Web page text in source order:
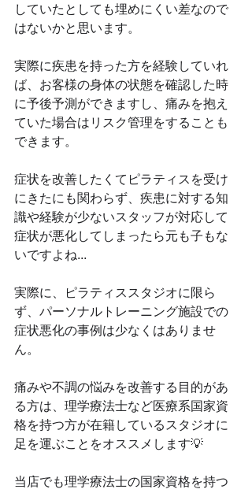
していたとしても埋めにくい差なので
はないかと思います。
実際に疾患を持った方を経験していれ
ば、お客様の身体の状態を確認した時
に予後予測ができますし、痛みを抱え
ていた場合はリスク管理をすることも
できます。
症状を改善したくてピラティスを受け
にきたにも関わらず、疾患に対する知
識や経験が少ないスタッフが対応して
症状が悪化してしまったら元も子もな
いですよね...
実際に、ピラティススタジオに限ら
ず、パーソナルトレーニング施設での
症状悪化の事例は少なくはありませ
ん。
痛みや不調の悩みを改善する目的があ
る方は、理学療法士など医療系国家資
格を持つ方が在籍しているスタジオに
足を運ぶことをオススメします💡
当店でも理学療法士の国家資格を持つ